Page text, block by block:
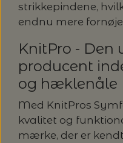
strikkepindene,
endnu mere
KnitPro - Den
producent
og hæklenåle
Med KnitPros
kvalitet og
mærke, der er